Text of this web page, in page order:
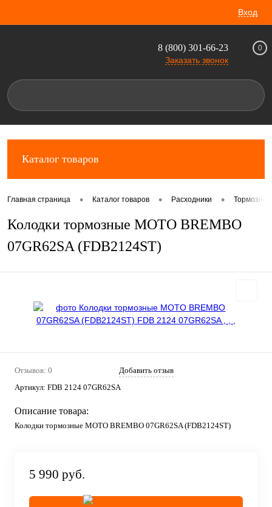
Вход
8 (800) 301-66-23
Заказать звонок
0
Каталог товаров
Главная страница • Каталог товаров • Расходники •
Колодки тормозные MOTO BREMBO
07GR62SA (FDB2124ST)
Отзывов: 0
Добавить отзыв
Артикул: FDB 2124 07GR62SA
Описание товара:
Колодки тормозные MOTO BREMBO 07GR62SA (FDB2124ST)
5 990 руб.